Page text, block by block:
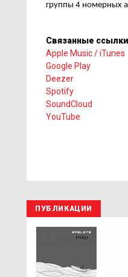
группы 4 номерных
Связанные
Apple Music / iTunes
Google Play
Deezer
Spotify
SoundCloud
YouTube
ПУБЛИКАЦИИ